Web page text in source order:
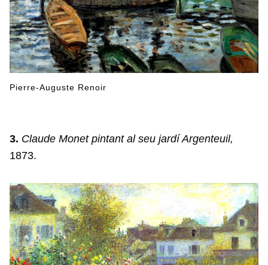
Pierre-Auguste Renoir
3. Claude Monet pintant al seu jardí Argenteuil,
1873.